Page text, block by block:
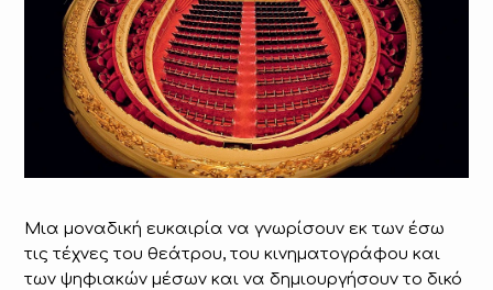
Μια μοναδική ευκαιρία να γνωρίσουν εκ των έσω
τις τέχνες του θεάτρου, του κινηματογράφου και
των ψηφιακών μέσων και να δημιουργήσουν το δικό